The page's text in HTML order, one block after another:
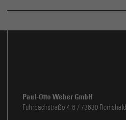
Paul-Otto Weber GmbH
Fuhrbachstraße 4-6 / 73630